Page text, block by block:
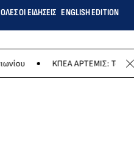
ΌΛΕΣ ΟΙ ΕΙΔΉΣΕΙΣ ENGLISH EDITION
ΚΠΕΑ ΑΡΤΕΜΙΣ: Το